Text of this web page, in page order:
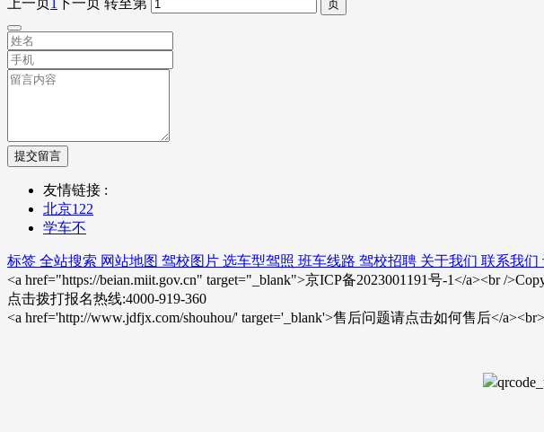
上一页1下一页 转至第
提交留言
友情链接 :
北京122
学车不
标签 全站搜索 网站地图 驾校图片 选车型驾照 班车线路 驾校招聘 关于我们 联系我们
<a href="https://beian.miit.gov.cn" target="_blank">京ICP备2023001191号-1</a><br /
点击拨打报名热线:4000-919-360
<a href='http://www.jdfjx.com/shouhou/' target='_blank'>售后问题请点击如何售后</a><br>